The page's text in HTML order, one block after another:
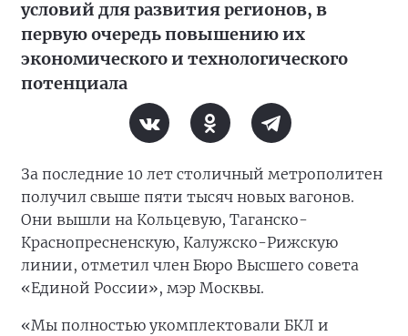
условий для развития регионов, в
первую очередь повышению их
экономического и технологического
потенциала
За последние 10 лет столичный метрополитен
получил свыше пяти тысяч новых вагонов.
Они вышли на Кольцевую, Таганско-
Краснопресненскую, Калужско-Рижскую
линии, отметил член Бюро Высшего совета
«Единой России», мэр Москвы.
«Мы полностью укомплектовали БКЛ и